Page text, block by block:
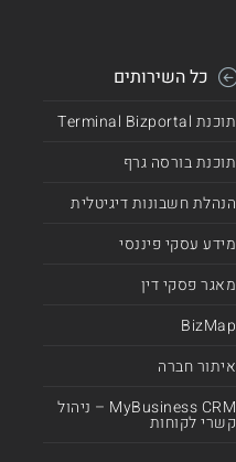
כל השירותים
תוכנת Terminal Bizportal
תוכנת בורסה גרף
הנהלת חשבונות דיגיטלית
מידע עסקי פיננסי
מאגר פסקי דין
BizMap
איתור חברה
MyBusiness CRM – ניהול
קשרי לקוחות